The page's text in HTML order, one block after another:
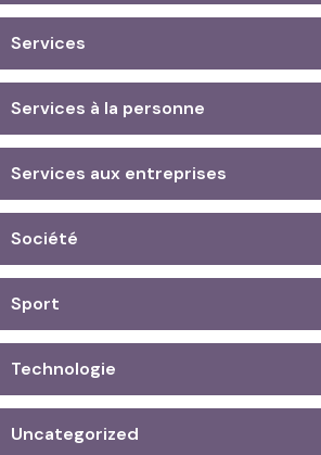
Services
Services à la personne
Services aux entreprises
Société
Sport
Technologie
Uncategorized